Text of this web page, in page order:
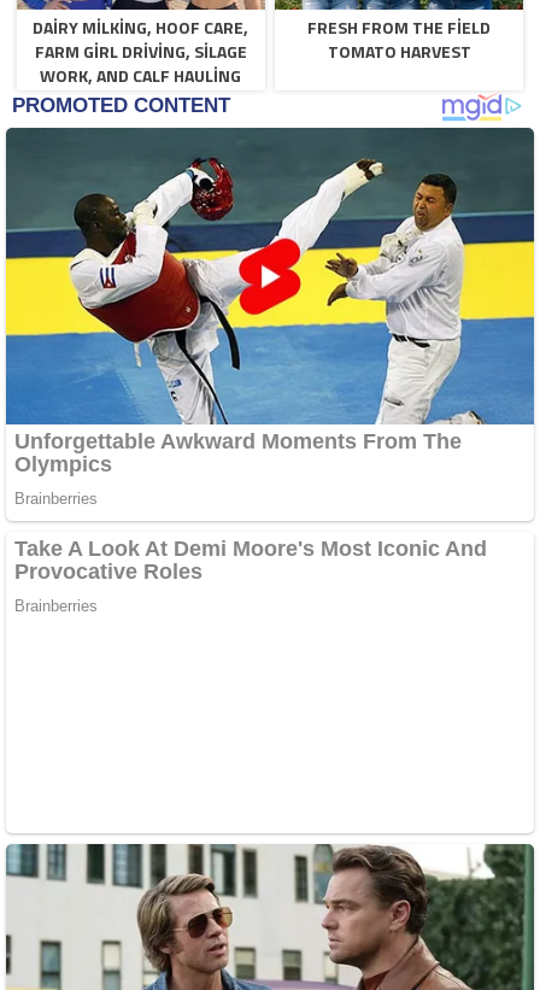
DAIRY MILKING, HOOF CARE,
FARM GIRL DRIVING, SILAGE
WORK, AND CALF HAULING
FRESH FROM THE FIELD
TOMATO HARVEST